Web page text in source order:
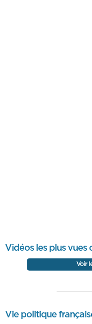
Vidéos les plus vues
Voir
Vie politique